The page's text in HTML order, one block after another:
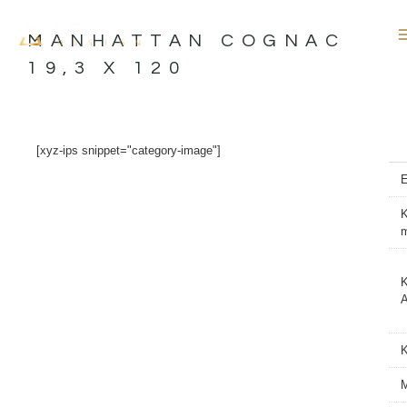
MANHATTAN COGNAC
19,3 X 120
[xyz-ips snippet="category-image"]